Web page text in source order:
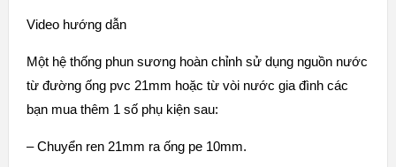
Video hướng dẫn
Một hệ thống phun sương hoàn chỉnh sử dụng nguồn nước
từ đường ống pvc 21mm hoặc từ vòi nước gia đình các
bạn mua thêm 1 số phụ kiện sau:
– Chuyển ren 21mm ra ống pe 10mm.